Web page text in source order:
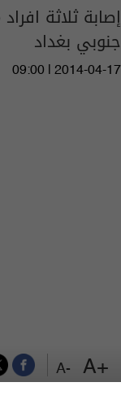
+A
-A
إصابة ثلاثة
جنوبي بغداد
09:00 | 2014-04-17